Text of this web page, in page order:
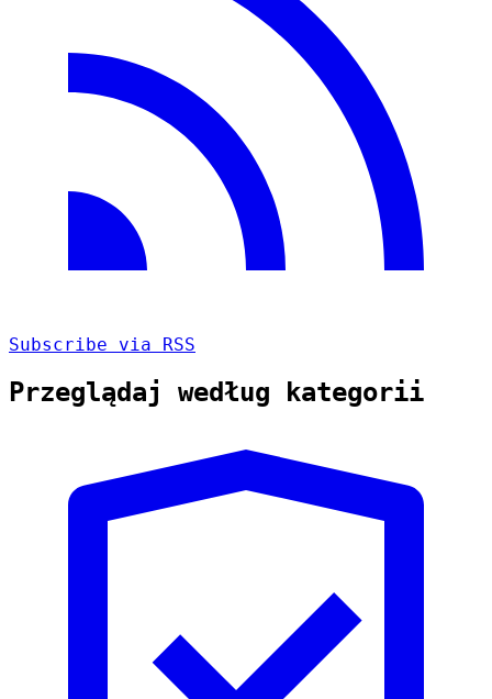
Subscribe via RSS
Przeglądaj według kategorii